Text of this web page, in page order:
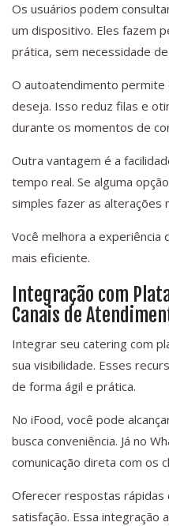
Os usuários podem
um dispositivo. Eles fazem
prática, sem necessidade
O autoatendimento permite
deseja. Isso reduz filas e
durante os momentos de
Outra vantagem é a
tempo real. Se alguma
simples fazer as alterações
Você melhora a experiência
mais eficiente.
Integração com
Canais de
Integrar seu catering com
sua visibilidade. Esses
de forma ágil e prática.
No iFood, você pode
busca conveniência. Já no
comunicação direta com os
Oferecer respostas rápidas
satisfação. Essa integração